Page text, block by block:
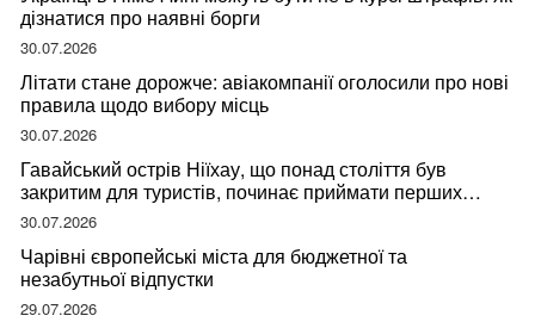
дізнатися про наявні борги
30.07.2026
Літати стане дорожче: авіакомпанії оголосили про нові
правила щодо вибору місць
30.07.2026
Гавайський острів Ніїхау, що понад століття був
закритим для туристів, починає приймати перших
відвідувачів
30.07.2026
Чарівні європейські міста для бюджетної та
незабутньої відпустки
29.07.2026